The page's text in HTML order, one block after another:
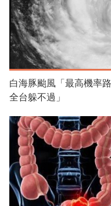
白海豚颱風「最高機率
全台躲不過」